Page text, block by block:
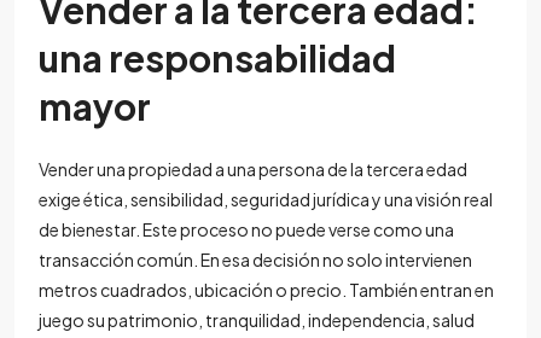
Vender a la tercera edad:
una responsabilidad
mayor
Vender una propiedad a una persona de la tercera edad
exige ética, sensibilidad, seguridad jurídica y una visión real
de bienestar. Este proceso no puede verse como una
transacción común. En esa decisión no solo intervienen
metros cuadrados, ubicación o precio. También entran en
juego su patrimonio, tranquilidad, independencia, salud